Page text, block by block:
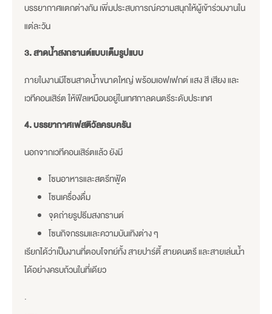
บรรยากาศแตกต่างกัน เพิ่มประสบการณ์ความสนุกให้ผู้เข้าร่วมงานใน
แต่ละวัน
3️. สาดน้ำสงกรานต์แบบเต็มรูปแบบ
ภายในงานมีโซนสาดน้ำขนาดใหญ่ พร้อมเอฟเฟกต์ แสง สี เสียง และ
เวทีคอนเสิร์ต ให้ฟีลเหมือนอยู่ในเทศกาลดนตรีระดับประเทศ
4️. บรรยากาศเฟสติวัลครบครัน
นอกจากเวทีคอนเสิร์ตแล้ว ยังมี
โซนอาหารและสตรีทฟู้ด
โซนเครื่องดื่ม
จุดถ่ายรูปธีมสงกรานต์
โซนกิจกรรมและความบันเทิงต่าง ๆ
เรียกได้ว่าเป็นงานที่ตอบโจทย์ทั้ง สายปาร์ตี้ สายดนตรี และสายเล่นน้ำ
ได้อย่างครบถ้วนในที่เดียว
.